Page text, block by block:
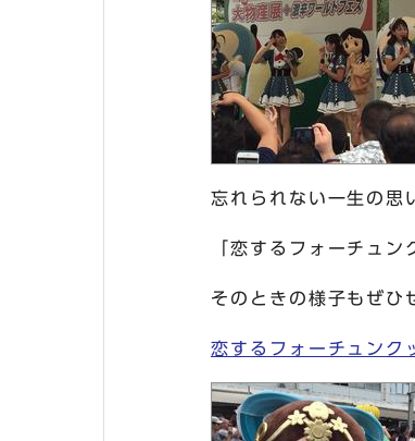
忘れられない一生の思
「恋するフォーチュ
そのときの様子もぜひ
恋するフォーチュンク